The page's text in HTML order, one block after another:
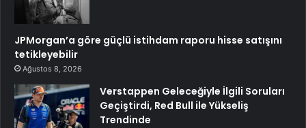
JPMorgan’a göre güçlü istihdam raporu hisse satışını
tetikleyebilir
Ağustos 8, 2026
Verstappen Geleceğiyle İlgili Soruları
Geçiştirdi, Red Bull ile Yükseliş
Trendinde